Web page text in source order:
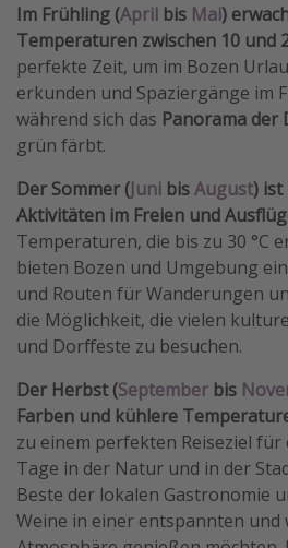
Im Frühling (April bis Mai)
Temperaturen zwischen 10 und
perfekte Zeit, um im Bozen
erkunden und Spaziergänge im
während sich das Panorama der
grün färbt.
Der Sommer (Juni bisAugust) ist
Aktivitäten im Freien und
Temperaturen, die bis zu 30 °C
bieten Bozen und Umgebung
und Routen für Wanderungen
die Möglichkeit, die vielen
und Dorffeste zu besuchen.
Der Herbst (September bis
Farben und kühlere
zu einem perfekten Reiseziel
Tage in der Natur und in der
Beste der lokalen Gastronomie
Weine in einer entspannten